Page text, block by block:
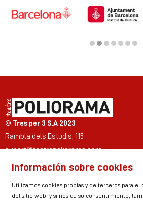
© Tres per 3 S.A 2023
Rambla dels Estudis, 115
suport@teatrepoliorama.com
Link a instagram
Link a youtube
Link a twitter
Link a facebook
Link a ticktok
Link a
Información sobre cookies
Utilizamos cookies propias y de terceros para
del sitio web, y si nos da su consentimiento,